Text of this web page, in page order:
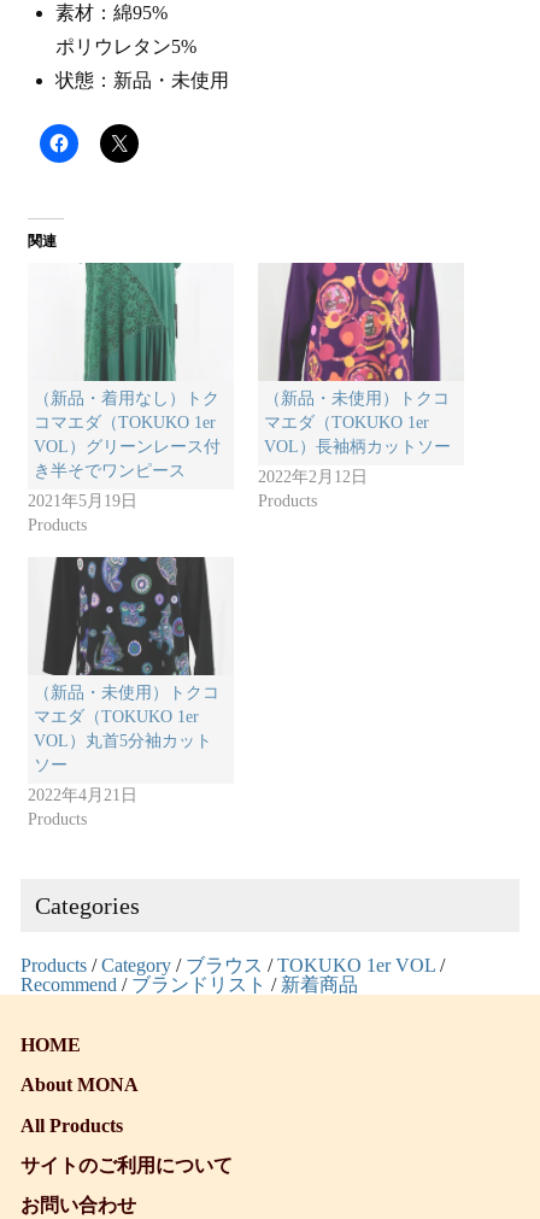
素材：綿95%
ポリウレタン5%
状態：新品・未使用
関連
（新品・着用なし）トク
コマエダ（TOKUKO 1er
VOL）グリーンレース付
き半そでワンピース
2021年5月19日
Products
（新品・未使用）トクコ
マエダ（TOKUKO 1er
VOL）長袖柄カットソー
2022年2月12日
Products
（新品・未使用）トクコ
マエダ（TOKUKO 1er
VOL）丸首5分袖カット
ソー
2022年4月21日
Products
Categories
Products /Category / ブラウス /TOKUKO 1er VOL /
Recommend / ブランドリスト / 新着商品
HOME
About MONA
All Products
サイトのご利用について
お問い合わせ